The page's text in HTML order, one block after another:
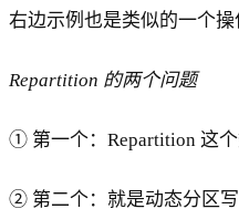
右边示例也是类似的一个操
Repartition 的两个问题
① 第一个：Repartition 这个
② 第二个：就是动态分区